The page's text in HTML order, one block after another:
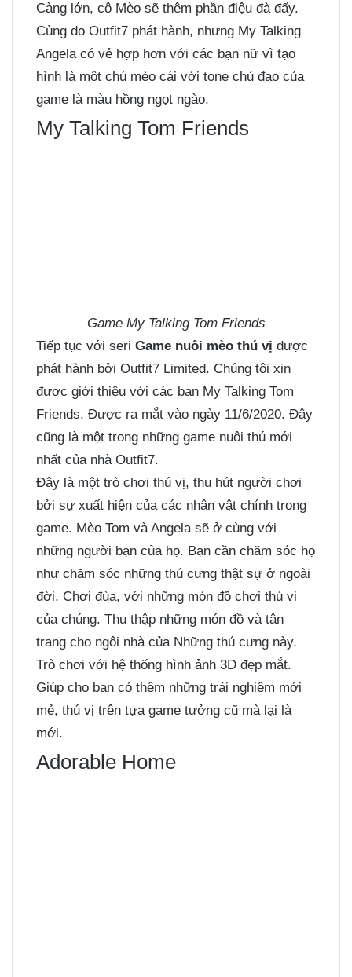
Càng lớn, cô Mèo sẽ thêm phần điệu đà đấy.
Cùng do Outfit7 phát hành, nhưng My Talking
Angela có vẻ hợp hơn với các bạn nữ vì tạo
hình là một chú mèo cái với tone chủ đạo của
game là màu hồng ngọt ngào.
My Talking Tom Friends
Game My Talking Tom Friends
Tiếp tục với seri Game nuôi mèo thú vị được
phát hành bởi Outfit7 Limited. Chúng tôi xin
được giới thiệu với các bạn My Talking Tom
Friends. Được ra mắt vào ngày 11/6/2020. Đây
cũng là một trong những game nuôi thú mới
nhất của nhà Outfit7.
Đây là một trò chơi thú vị, thu hút người chơi
bởi sự xuất hiện của các nhân vật chính trong
game. Mèo Tom và Angela sẽ ở cùng với
những người bạn của họ. Bạn cần chăm sóc họ
như chăm sóc những thú cưng thật sự ở ngoài
đời. Chơi đùa, với những món đồ chơi thú vị
của chúng. Thu thập những món đồ và tân
trang cho ngôi nhà của Những thú cưng này.
Trò chơi với hệ thống hình ảnh 3D đẹp mắt.
Giúp cho bạn có thêm những trải nghiệm mới
mẻ, thú vị trên tựa game tưởng cũ mà lại là
mới.
Adorable Home